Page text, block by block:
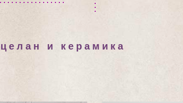
и керамика